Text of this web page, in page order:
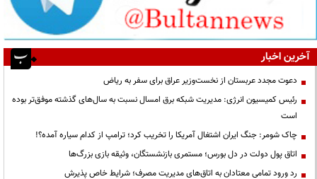
آخرین اخبار
دعوت مجدد عربستان از نخست‌وزیر عراق برای سفر به ریاض
رئیس کمیسیون انرژی: مدیریت شبکه برق امسال نسبت به سال‌های گذشته موفق‌تر بوده
است
چاک شومر: جنگ ایران اشتغال آمریکا را تخریب کرد؛ ترامپ از کدام سیاره آمده؟!
اتاق پول دولت در دل بورس؛ مستمری بازنشستگان، وثیقه بازی بزرگ‌ها
رد ورود تمامی معتادان به اتاق‌های مدیریت مصرف؛ شرایط خاص پذیرش